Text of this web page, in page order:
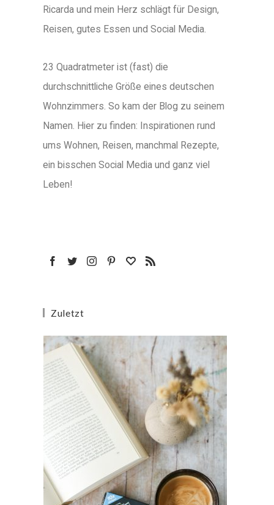
Ricarda und mein Herz schlägt für Design,
Reisen, gutes Essen und Social Media.
23 Quadratmeter ist (fast) die
durchschnittliche Größe eines deutschen
Wohnzimmers. So kam der Blog zu seinem
Namen. Hier zu finden: Inspirationen rund
ums Wohnen, Reisen, manchmal Rezepte,
ein bisschen Social Media und ganz viel
Leben!
Zuletzt